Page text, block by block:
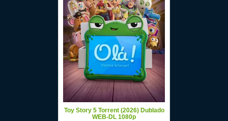
Toy Story 5 Torrent (2026) Dublado
WEB-DL 1080p